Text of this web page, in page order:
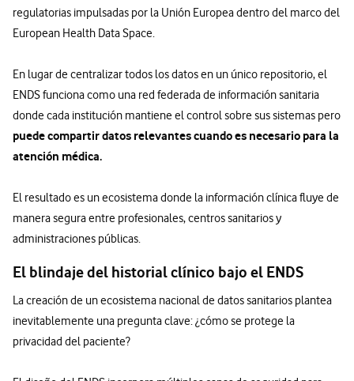
regulatorias impulsadas por la Unión Europea dentro del marco del
European Health Data Space.
En lugar de centralizar todos los datos en un único repositorio, el
ENDS funciona como una red federada de información sanitaria
donde cada institución mantiene el control sobre sus sistemas pero
puede compartir datos relevantes cuando es necesario para la
atención médica.
El resultado es un ecosistema donde la información clínica fluye de
manera segura entre profesionales, centros sanitarios y
administraciones públicas.
El blindaje del historial clínico bajo el ENDS
La creación de un ecosistema nacional de datos sanitarios plantea
inevitablemente una pregunta clave: ¿cómo se protege la
privacidad del paciente?